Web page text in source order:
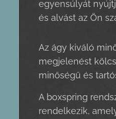
egyensúlyát
és alvást az Ön
Az ágy kiváló
megjelenést
minőségű és
A boxspring
rendelkezik,